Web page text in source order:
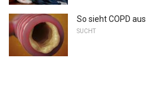
So sieht COPD aus
SUCHT